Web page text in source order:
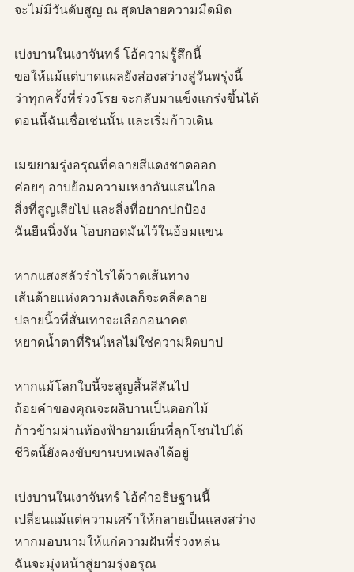
จะไม่มีวันดับสูญ ณ สุดปลายความมืดมิด
เบ่งบานในเงาจันทร์ โอ้ความรู้สึกนี้
ขอให้แม้แต่บาดแผลยังส่องสว่างสู่วันพรุ่งนี้
ว่าทุกครั้งที่ร่วงโรย จะกลับมาแข็งแกร่งขึ้นได้
ตอนนี้ฉันเชื่อเช่นนั้น และเริ่มก้าวเดิน
เมฆยามรุ่งอรุณที่คลายสีแดงชาดออก
ค่อยๆ อาบย้อมความเหงาอันแสนไกล
สิ่งที่สูญเสียไป และสิ่งที่อยากปกป้อง
ฉันยืนนิ่งงัน โอบกอดมันไว้ในอ้อมแขน
หากแสงสลัวรำไรได้วาดเส้นทาง
เส้นด้ายแห่งความลังเลก็จะคลี่คลาย
ปลายนิ้วที่สั่นเทาจะเลือกอนาคต
หยาดน้ำตาที่รินไหลไม่ใช่ความผิดบาป
หากแม้โลกใบนี้จะสูญสิ้นสีสันไป
ถ้อยคำของคุณจะผลิบานเป็นดอกไม้
ก้าวข้ามผ่านท้องฟ้ายามเย็นที่ลุกโชนไปได้
ชีวิตนี้ยังคงขับขานบทเพลงได้อยู่
เบ่งบานในเงาจันทร์ โอ้คำอธิษฐานนี้
เปลี่ยนแม้แต่ความเศร้าให้กลายเป็นแสงสว่าง
หากมอบนามให้แก่ความฝันที่ร่วงหล่น
ฉันจะมุ่งหน้าสู่ยามรุ่งอรุณ